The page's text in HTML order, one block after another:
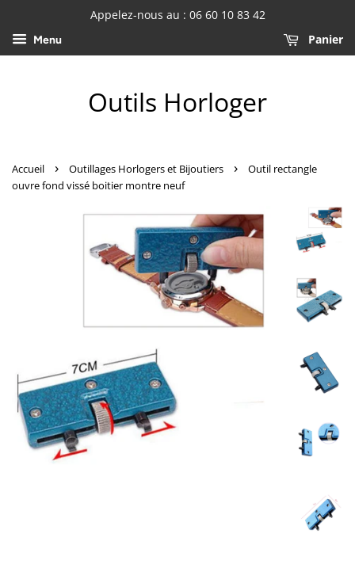
Appelez-nous au : 06 60 10 83 42
Menu Panier
Outils Horloger
Accueil › Outillages Horlogers et Bijoutiers ›
Outil rectangle
ouvre fond vissé boitier montre neuf